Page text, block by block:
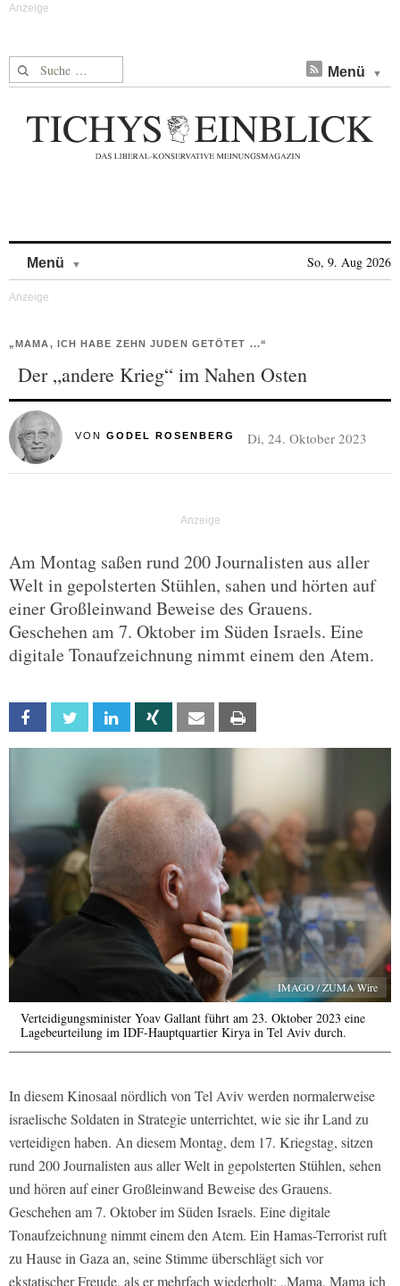
Suche nach: Menü
Menü So, 9. Aug 2026
„MAMA, ICH HABE ZEHN JUDEN GETÖTET ...“
Der „andere Krieg“ im Nahen Osten
VON GODEL ROSENBERG Di, 24. Oktober 2023
Am Montag saßen rund 200 Journalisten aus aller
Welt in gepolsterten Stühlen, sahen und hörten auf
einer Großleinwand Beweise des Grauens.
Geschehen am 7. Oktober im Süden Israels. Eine
digitale Tonaufzeichnung nimmt einem den Atem.
Facebook Twitter Linkedin Xing Email
IMAGO / ZUMA Wire
Verteidigungsminister Yoav Gallant führt am 23. Oktober 2023 eine
Lagebeurteilung im IDF-Hauptquartier Kirya in Tel Aviv durch.
In diesem Kinosaal nördlich von Tel Aviv werden normalerweise
israelische Soldaten in Strategie unterrichtet, wie sie ihr Land zu
verteidigen haben. An diesem Montag, dem 17. Kriegstag, sitzen
rund 200 Journalisten aus aller Welt in gepolsterten Stühlen, sehen
und hören auf einer Großleinwand Beweise des Grauens.
Geschehen am 7. Oktober im Süden Israels. Eine digitale
Tonaufzeichnung nimmt einem den Atem. Ein Hamas-Terrorist ruft
zu Hause in Gaza an, seine Stimme überschlägt sich vor
ekstatischer Freude, als er mehrfach wiederholt: „Mama, Mama ich